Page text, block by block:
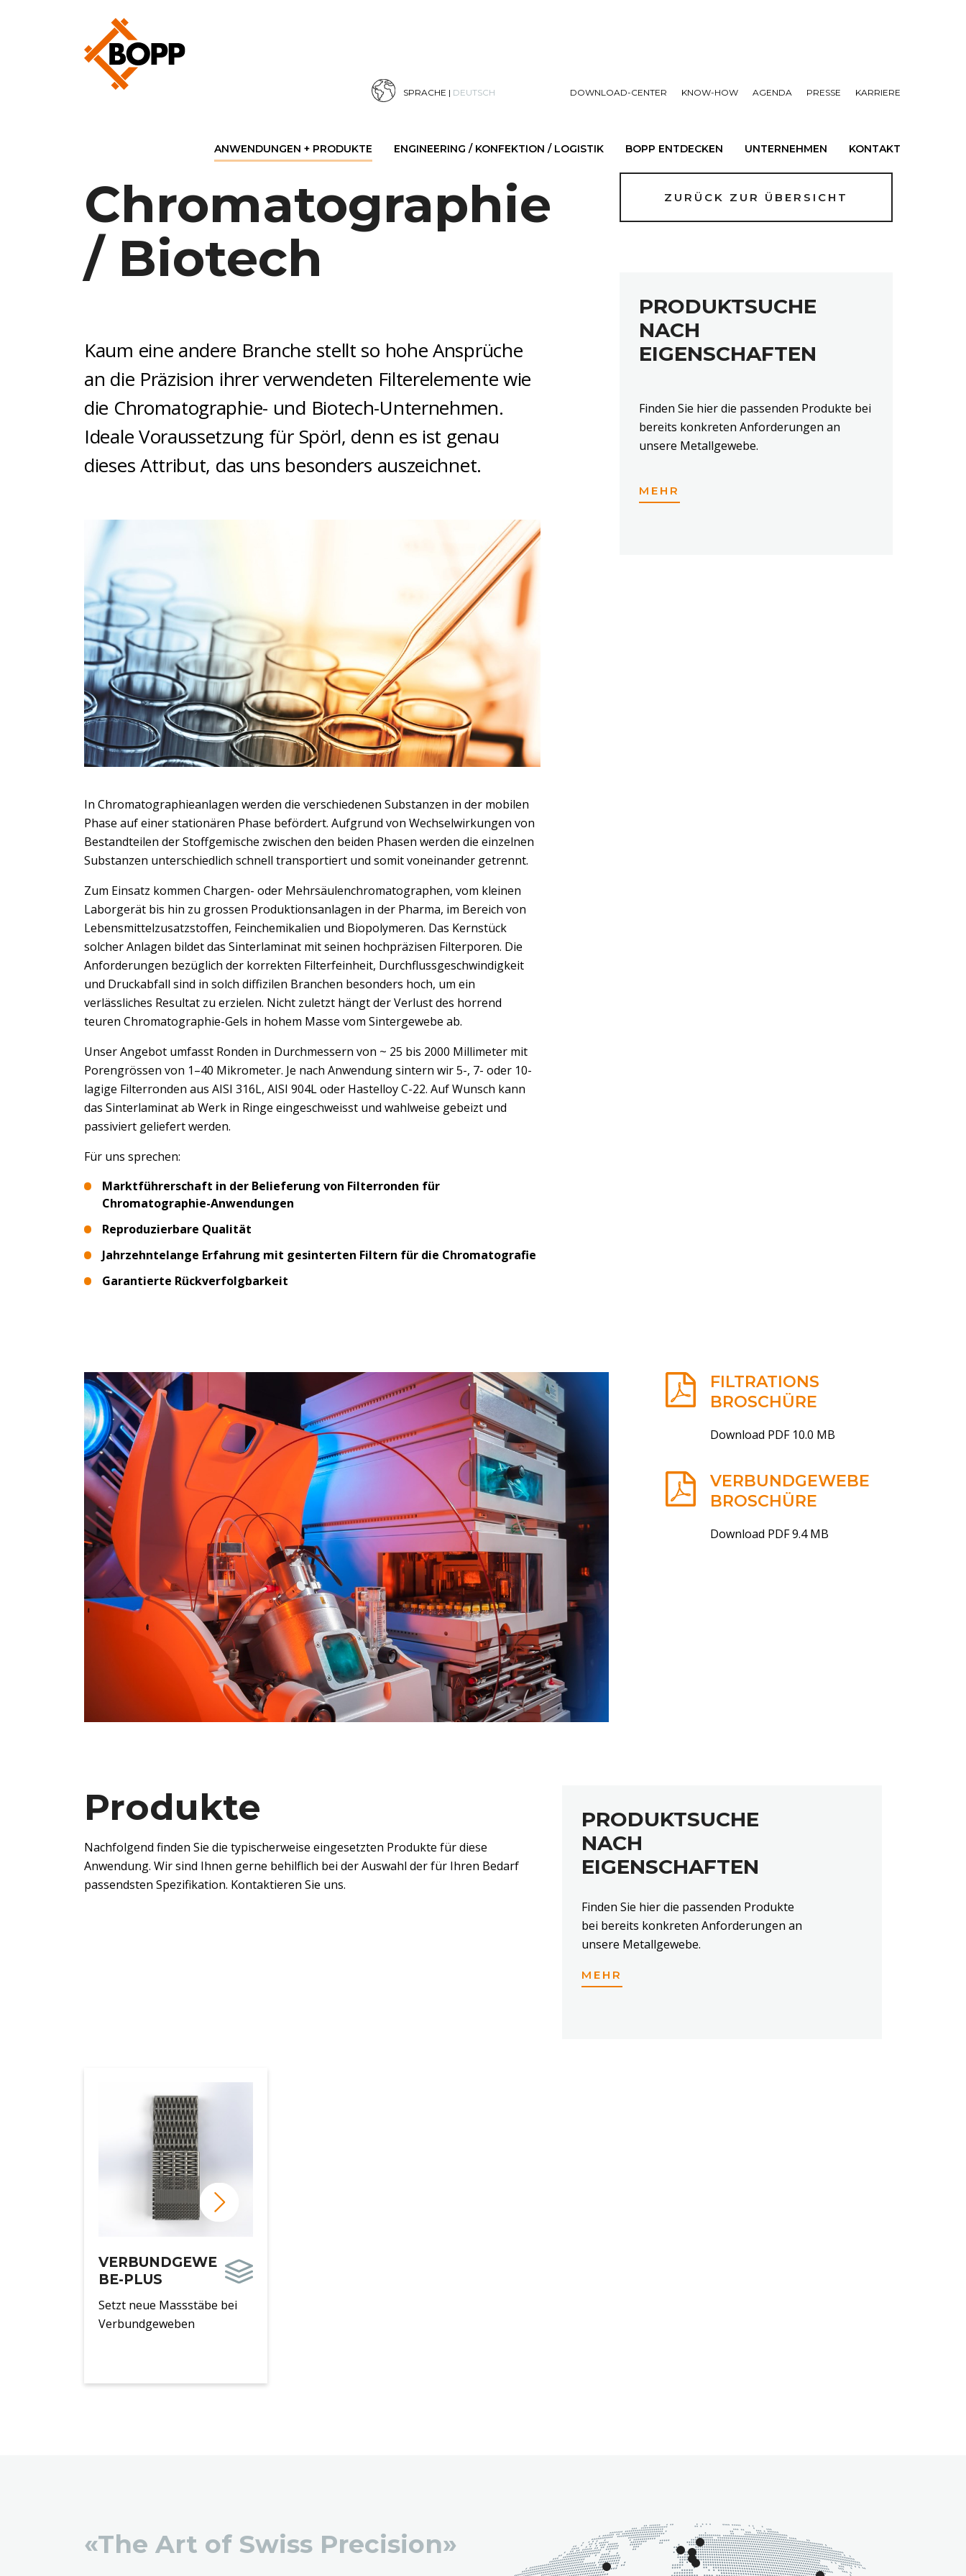
SPRACHE | DEUTSCH DOWNLOAD-CENTER KNOW-HOW AGENDA PRESSE KARRIERE
ANWENDUNGEN + PRODUKTE ENGINEERING / KONFEKTION / LOGISTIK BOPP ENTDECKEN UNTERNEHMEN KONTAKT
Chromatographie
/ Biotech
Kaum eine andere Branche stellt so hohe Ansprüche
an die Präzision ihrer verwendeten Filterelemente wie
die Chromatographie- und Biotech-Unternehmen.
Ideale Voraussetzung für Spörl, denn es ist genau
dieses Attribut, das uns besonders auszeichnet.
In Chromatographieanlagen werden die verschiedenen Substanzen in der mobilen
Phase auf einer stationären Phase befördert. Aufgrund von Wechselwirkungen von
Bestandteilen der Stoffgemische zwischen den beiden Phasen werden die einzelnen
Substanzen unterschiedlich schnell transportiert und somit voneinander getrennt.
Zum Einsatz kommen Chargen- oder Mehrsäulenchromatographen, vom kleinen
Laborgerät bis hin zu grossen Produktionsanlagen in der Pharma, im Bereich von
Lebensmittelzusatzstoffen, Feinchemikalien und Biopolymeren. Das Kernstück
solcher Anlagen bildet das Sinterlaminat mit seinen hochpräzisen Filterporen. Die
Anforderungen bezüglich der korrekten Filterfeinheit, Durchflussgeschwindigkeit
und Druckabfall sind in solch diffizilen Branchen besonders hoch, um ein
verlässliches Resultat zu erzielen. Nicht zuletzt hängt der Verlust des horrend
teuren Chromatographie-Gels in hohem Masse vom Sintergewebe ab.
Unser Angebot umfasst Ronden in Durchmessern von ~ 25 bis 2000 Millimeter mit
Porengrössen von 1–40 Mikrometer. Je nach Anwendung sintern wir 5-, 7- oder 10-
lagige Filterronden aus AISI 316L, AISI 904L oder Hastelloy C-22. Auf Wunsch kann
das Sinterlaminat ab Werk in Ringe eingeschweisst und wahlweise gebeizt und
passiviert geliefert werden.
Für uns sprechen:
Marktführerschaft in der Belieferung von Filterronden für
Chromatographie-Anwendungen
Reproduzierbare Qualität
Jahrzehntelange Erfahrung mit gesinterten Filtern für die Chromatografie
Garantierte Rückverfolgbarkeit
ZURÜCK ZUR ÜBERSICHT
PRODUKTSUCHE
NACH
EIGENSCHAFTEN
Finden Sie hier die passenden Produkte bei
bereits konkreten Anforderungen an
unsere Metallgewebe.
MEHR
FILTRATIONS
BROSCHÜRE
Download PDF 10.0 MB
VERBUNDGEWEBE
BROSCHÜRE
Download PDF 9.4 MB
Produkte
Nachfolgend finden Sie die typischerweise eingesetzten Produkte für diese
Anwendung. Wir sind Ihnen gerne behilflich bei der Auswahl der für Ihren Bedarf
passendsten Spezifikation. Kontaktieren Sie uns.
PRODUKTSUCHE
NACH
EIGENSCHAFTEN
Finden Sie hier die passenden Produkte
bei bereits konkreten Anforderungen an
unsere Metallgewebe.
MEHR
VERBUNDGEWE
BE-PLUS
Setzt neue Massstäbe bei
Verbundgeweben
«The Art of Swiss Precision»